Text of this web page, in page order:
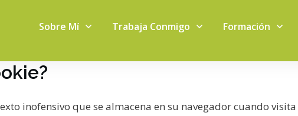
Sobre Mí Trabaja Conmigo Formación
inofensivo que se almacena en su navegador cuando